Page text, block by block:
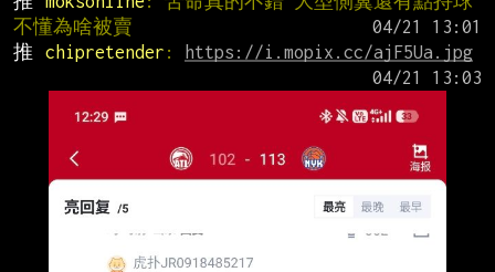
不懂為啥被賣
推
chipretender :
https://i.mopix.cc/ajF5Ua.jpg